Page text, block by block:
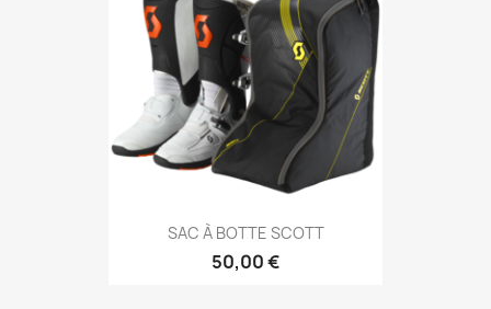
SAC À BOTTE SCOTT
50,00 €